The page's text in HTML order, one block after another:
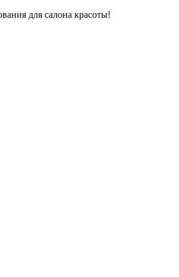
для салона красоты!